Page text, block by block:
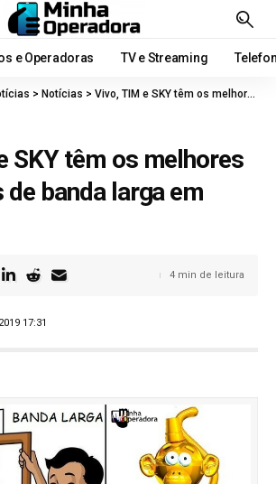
e Operadoras TV e Streaming
> Notícias > Vivo, TIM e SKY têm os melhores resultados de banda larga em junho
SKY têm os melhores
banda larga em
17:31
4 min de leitura